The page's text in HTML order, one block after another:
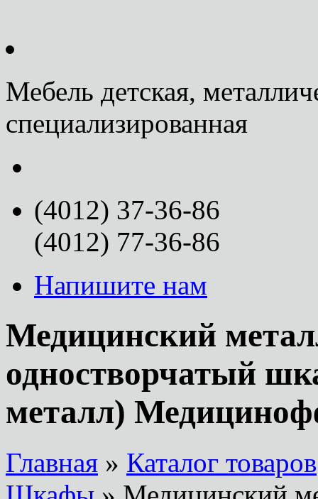
Мебель детская,
специализированная
(4012) 37-36-86
(4012) 77-36-86
Напишите нам
Медицинский
одностворчатый
металл)
Главная » Каталог товаров